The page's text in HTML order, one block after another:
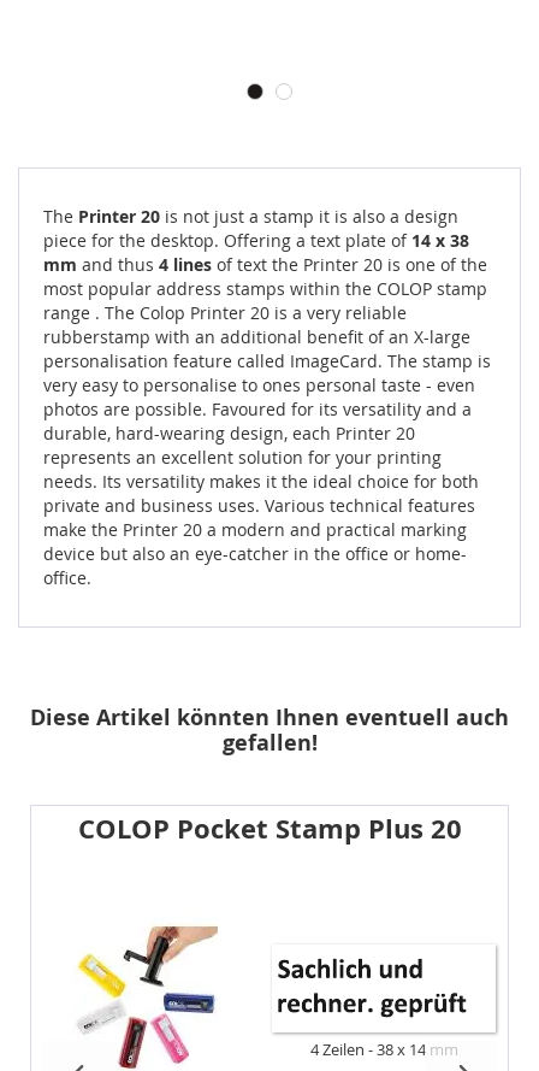
The Printer 20 is not just a stamp it is also a design
piece for the desktop. Offering a text plate of 14 x 38
mm and thus 4 lines of text the Printer 20 is one of the
most popular address stamps within the COLOP stamp
range . The Colop Printer 20 is a very reliable
rubberstamp with an additional benefit of an X-large
personalisation feature called ImageCard. The stamp is
very easy to personalise to ones personal taste - even
photos are possible. Favoured for its versatility and a
durable, hard-wearing design, each Printer 20
represents an excellent solution for your printing
needs. Its versatility makes it the ideal choice for both
private and business uses. Various technical features
make the Printer 20 a modern and practical marking
device but also an eye-catcher in the office or home-
office.
Diese Artikel könnten Ihnen eventuell auch
gefallen!
COLOP Pocket Stamp Plus 20
4 Zeilen 38 x 14 mm